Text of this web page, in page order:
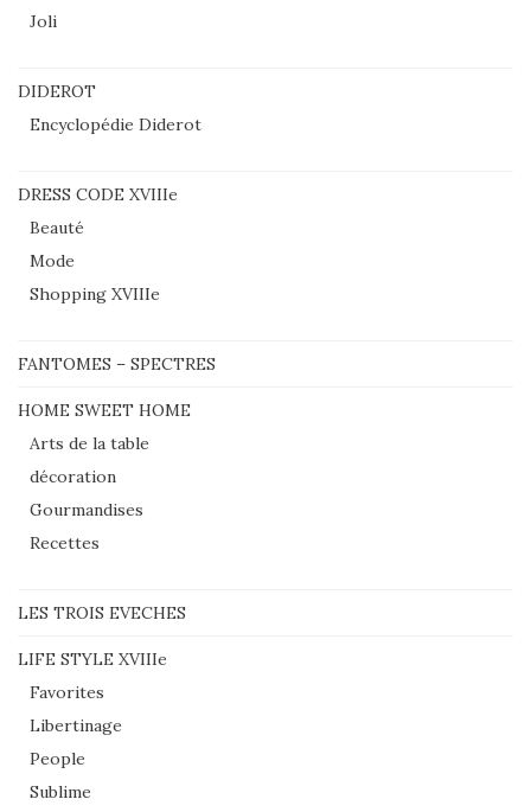
Joli
DIDEROT
Encyclopédie Diderot
DRESS CODE XVIIIe
Beauté
Mode
Shopping XVIIIe
FANTOMES – SPECTRES
HOME SWEET HOME
Arts de la table
décoration
Gourmandises
Recettes
LES TROIS EVECHES
LIFE STYLE XVIIIe
Favorites
Libertinage
People
Sublime